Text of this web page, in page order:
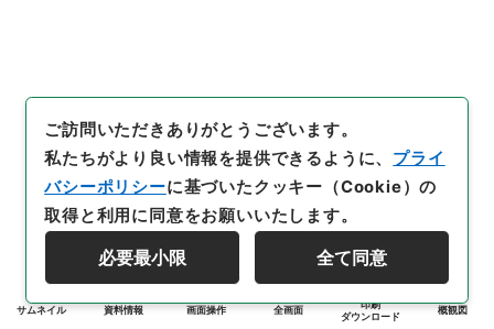
サムネイル 資料情報 画面操作 全画面
印刷
ダウンロード
概観図
ご訪問いただきありがとうございます。
私たちがより良い情報を提供できるように、 プライ
バシーポリシーに基づいたクッキー（Cookie）の
取得と利用に同意をお願いいたします。
必要最小限 全て同意